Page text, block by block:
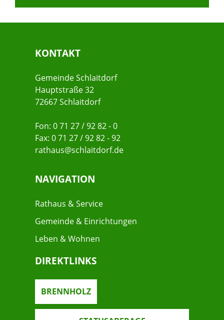
KONTAKT
Gemeinde Schlaitdorf
Hauptstraße 32
72667 Schlaitdorf
Fon: 0 71 27 / 92 82 - 0
Fax: 0 71 27 / 92 82 - 92
rathaus@schlaitdorf.de
NAVIGATION
Rathaus & Service
Gemeinde & Einrichtungen
Leben & Wohnen
DIREKTLINKS
BRENNHOLZ